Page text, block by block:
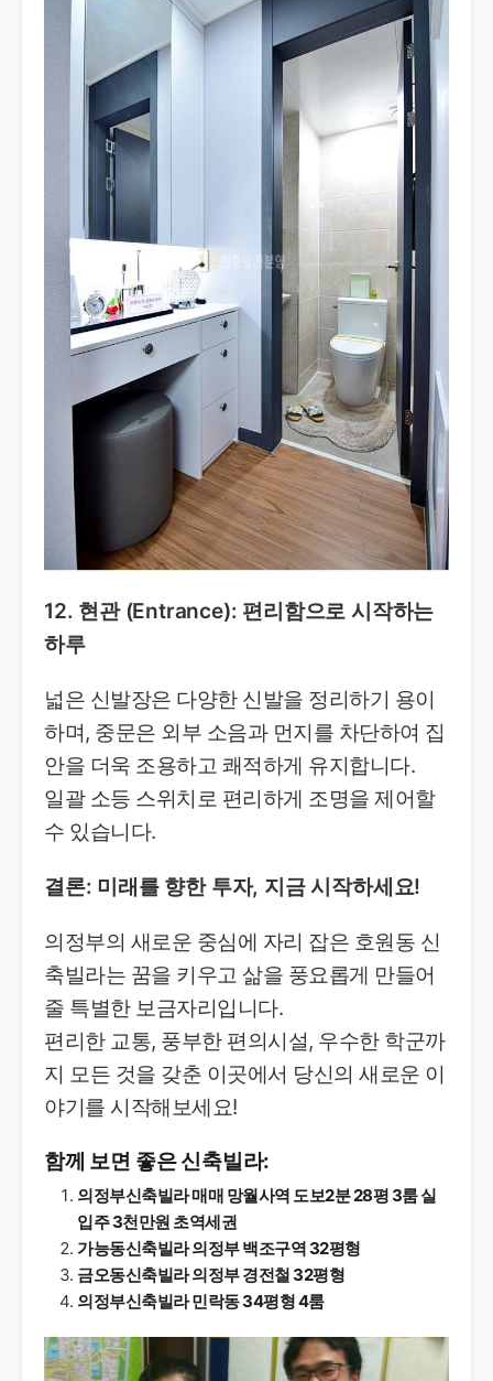
12. 현관 (Entrance): 편리함으로 시작하는
하루
넓은 신발장은 다양한 신발을 정리하기 용이
하며, 중문은 외부 소음과 먼지를 차단하여 집
안을 더욱 조용하고 쾌적하게 유지합니다.
일괄 소등 스위치로 편리하게 조명을 제어할
수 있습니다.
결론: 미래를 향한 투자, 지금 시작하세요!
의정부의 새로운 중심에 자리 잡은 호원동 신
축빌라는 꿈을 키우고 삶을 풍요롭게 만들어
줄 특별한 보금자리입니다.
편리한 교통, 풍부한 편의시설, 우수한 학군까
지 모든 것을 갖춘 이곳에서 당신의 새로운 이
야기를 시작해보세요!
함께 보면 좋은 신축빌라:
의정부신축빌라 매매 망월사역 도보2분 28평 3룸 실
입주 3천만원 초역세권
가능동신축빌라 의정부 백조구역 32평형
금오동신축빌라 의정부 경전철 32평형
의정부신축빌라 민락동 34평형 4룸